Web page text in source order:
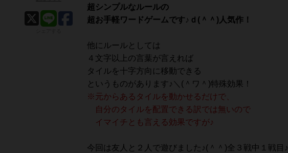
超シンプルなルールの
超お手軽ワードゲームです♪ｄ(＾＾)人気作！
他にルールとしては
４文字以上の言葉が言えれば
タイルを十字方向に移動できる
というものがあります♪＼(＾ワ＾)特殊効果！
※元からあるタイルを動かせるだけで、
自分のタイルを配置できる訳では無いので
イマイチとも言える効果ですが♪
今回は友人と２人で遊びました♪(＾＾)全３戦中１戦目♪